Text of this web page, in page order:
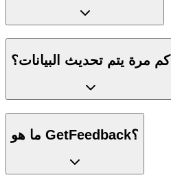
كم مرة يتم تحديث البيانات؟
ما هو GetFeedback؟